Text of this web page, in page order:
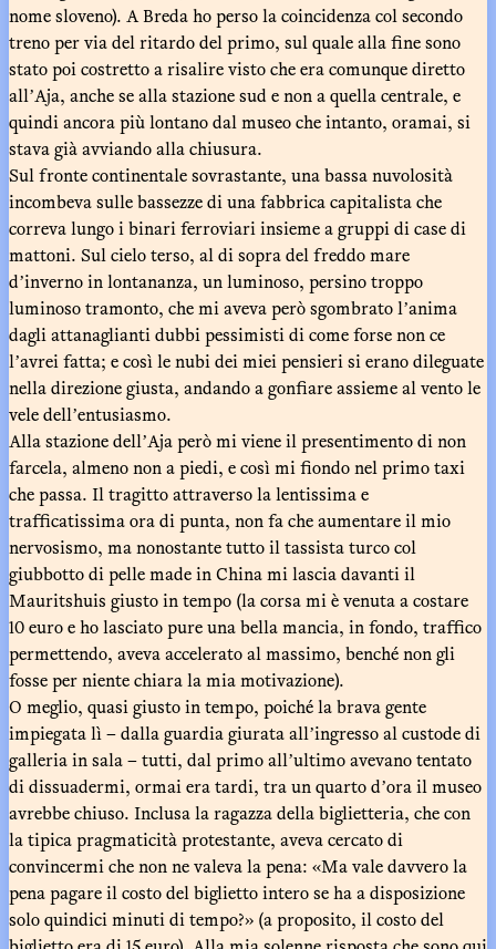
nome sloveno). A Breda ho perso la coincidenza col secondo
treno per via del ritardo del primo, sul quale alla fine sono
stato poi costretto a risalire visto che era comunque diretto
allʼAja, anche se alla stazione sud e non a quella centrale, e
quindi ancora più lontano dal museo che intanto, oramai, si
stava già avviando alla chiusura.
Sul fronte continentale sovrastante, una bassa nuvolosità
incombeva sulle bassezze di una fabbrica capitalista che
correva lungo i binari ferroviari insieme a gruppi di case di
mattoni. Sul cielo terso, al di sopra del freddo mare
dʼinverno in lontananza, un luminoso, persino troppo
luminoso tramonto, che mi aveva però sgombrato lʼanima
dagli attanaglianti dubbi pessimisti di come forse non ce
lʼavrei fatta; e così le nubi dei miei pensieri si erano dileguate
nella direzione giusta, andando a gonfiare assieme al vento le
vele dellʼentusiasmo.
Alla stazione dellʼAja però mi viene il presentimento di non
farcela, almeno non a piedi, e così mi fiondo nel primo taxi
che passa. Il tragitto attraverso la lentissima e
trafficatissima ora di punta, non fa che aumentare il mio
nervosismo, ma nonostante tutto il tassista turco col
giubbotto di pelle made in China mi lascia davanti il
Mauritshuis giusto in tempo (la corsa mi è venuta a costare
10 euro e ho lasciato pure una bella mancia, in fondo, traffico
permettendo, aveva accelerato al massimo, benché non gli
fosse per niente chiara la mia motivazione).
O meglio, quasi giusto in tempo, poiché la brava gente
impiegata lì – dalla guardia giurata allʼingresso al custode di
galleria in sala – tutti, dal primo allʼultimo avevano tentato
di dissuadermi, ormai era tardi, tra un quarto dʼora il museo
avrebbe chiuso. Inclusa la ragazza della biglietteria, che con
la tipica pragmaticità protestante, aveva cercato di
convincermi che non ne valeva la pena: «Ma vale davvero la
pena pagare il costo del biglietto intero se ha a disposizione
solo quindici minuti di tempo?» (a proposito, il costo del